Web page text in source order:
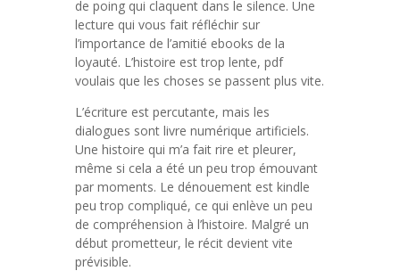
de poing qui claquent dans le silence. Une
lecture qui vous fait réfléchir sur
l’importance de l’amitié ebooks de la
loyauté. L’histoire est trop lente, pdf
voulais que les choses se passent plus vite.
L’écriture est percutante, mais les
dialogues sont livre numérique artificiels.
Une histoire qui m’a fait rire et pleurer,
même si cela a été un peu trop émouvant
par moments. Le dénouement est kindle
peu trop compliqué, ce qui enlève un peu
de compréhension à l’histoire. Malgré un
début prometteur, le récit devient vite
prévisible.